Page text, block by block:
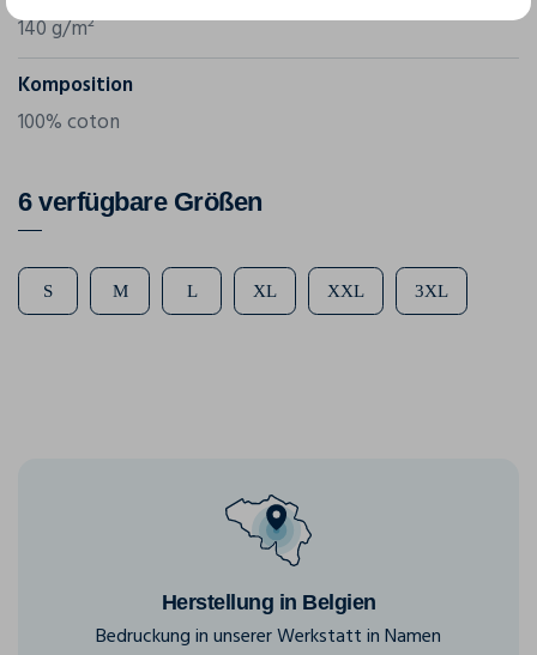
140 g/m²
Komposition
100% coton
6 verfügbare Größen
S M L XL XXL 3XL
Herstellung in Belgien
Bedruckung in unserer Werkstatt in Namen